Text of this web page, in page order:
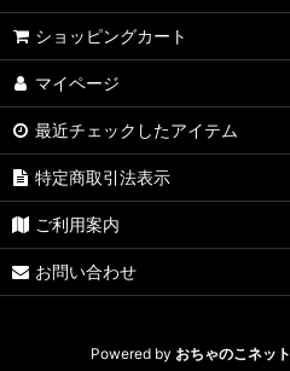
ショッピングカート
マイページ
最近チェックしたアイテム
特定商取引法表示
ご利用案内
お問い合わせ
Powered by おちゃのこネット